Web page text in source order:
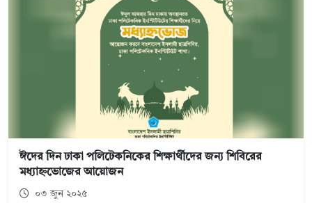
ঈদের দিন ঢাকা পলিটেকনিকের শিক্ষার্থীদের জন্য শিবিরের
মধ্যাহ্নভোজের আয়োজন
০৩ জুন ২০২৫